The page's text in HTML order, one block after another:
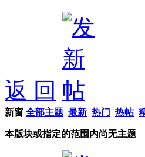
返 回
新窗 全部主题 最新 热门 热帖
本版块或指定的范围内尚无主题